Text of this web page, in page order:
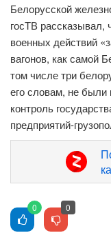
Белорусской
госТВ рассказывал,
военных действий
вагонов, как самой
том числе три
его словам, не
контроль
предприятий-
0 0